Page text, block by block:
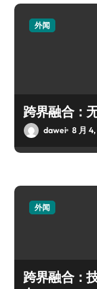
外闻
跨界融合：
dawei 8 月
外闻
跨界融合：